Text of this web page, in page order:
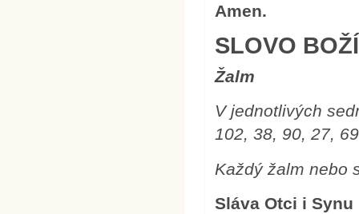
Amen.
SLOVO BOŽÍ
Žalm
V jednotlivých
102, 38, 90, 27,
Každý žalm nebo
Sláva Otci i